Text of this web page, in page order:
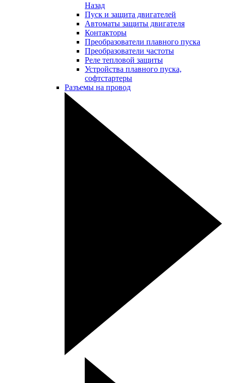
Назад
Пуск и защита двигателей
Автоматы защиты двигателя
Контакторы
Преобразователи плавного пуска
Преобразователи частоты
Реле тепловой защиты
Устройства плавного пуска,
софтстартеры
Разъемы на провод